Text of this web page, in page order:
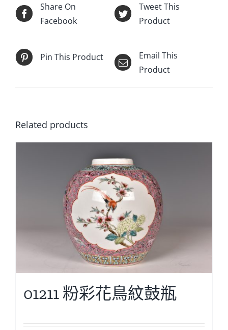
Share On
Facebook
Tweet This
Product
Pin This Product
Email This
Product
Related products
01211 粉彩花鳥紋鼓瓶